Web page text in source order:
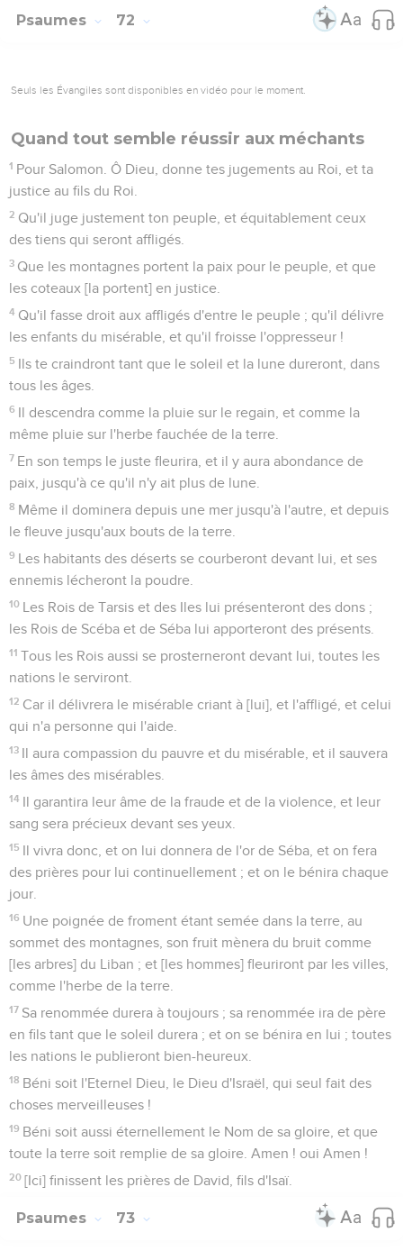
Psaumes 72
Seuls les Évangiles sont disponibles en vidéo pour le moment.
Quand tout semble réussir aux méchants
1 Pour Salomon. Ô Dieu, donne tes jugements au Roi, et ta
justice au fils du Roi.
2 Qu'il juge justement ton peuple, et équitablement ceux
des tiens qui seront affligés.
3 Que les montagnes portent la paix pour le peuple, et que
les coteaux [la portent] en justice.
4 Qu'il fasse droit aux affligés d'entre le peuple ; qu'il délivre
les enfants du misérable, et qu'il froisse l'oppresseur !
5 Ils te craindront tant que le soleil et la lune dureront, dans
tous les âges.
6 Il descendra comme la pluie sur le regain, et comme la
même pluie sur l'herbe fauchée de la terre.
7 En son temps le juste fleurira, et il y aura abondance de
paix, jusqu'à ce qu'il n'y ait plus de lune.
8 Même il dominera depuis une mer jusqu'à l'autre, et depuis
le fleuve jusqu'aux bouts de la terre.
9 Les habitants des déserts se courberont devant lui, et ses
ennemis lécheront la poudre.
10 Les Rois de Tarsis et des Iles lui présenteront des dons ;
les Rois de Scéba et de Séba lui apporteront des présents.
11 Tous les Rois aussi se prosterneront devant lui, toutes les
nations le serviront.
12 Car il délivrera le misérable criant à [lui], et l'affligé, et celui
qui n'a personne qui l'aide.
13 Il aura compassion du pauvre et du misérable, et il sauvera
les âmes des misérables.
14 Il garantira leur âme de la fraude et de la violence, et leur
sang sera précieux devant ses yeux.
15 Il vivra donc, et on lui donnera de l'or de Séba, et on fera
des prières pour lui continuellement ; et on le bénira chaque
jour.
16 Une poignée de froment étant semée dans la terre, au
sommet des montagnes, son fruit mènera du bruit comme
[les arbres] du Liban ; et [les hommes] fleuriront par les villes,
comme l'herbe de la terre.
17 Sa renommée durera à toujours ; sa renommée ira de père
en fils tant que le soleil durera ; et on se bénira en lui ; toutes
les nations le publieront bien-heureux.
18 Béni soit l'Eternel Dieu, le Dieu d'Israël, qui seul fait des
choses merveilleuses !
19 Béni soit aussi éternellement le Nom de sa gloire, et que
toute la terre soit remplie de sa gloire. Amen ! oui Amen !
20 [Ici] finissent les prières de David, fils d'Isaï.
Psaumes 73